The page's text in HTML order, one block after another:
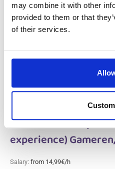
may combine it with other
provided to them or that
of their services.
Húsüzemi
Available
Position is
All-round Metal
experience)
Salary: from 14,99€/h